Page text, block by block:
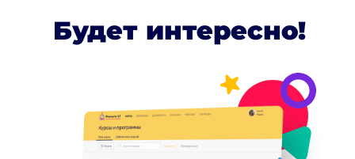
Будет интересно!